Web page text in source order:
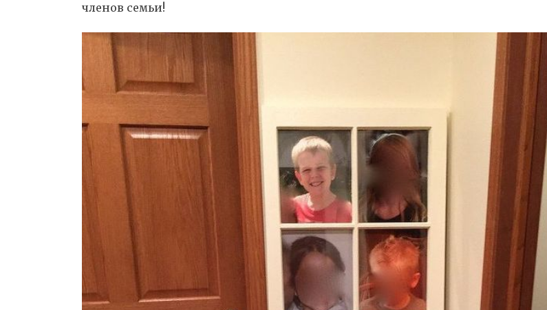
членов семьи!